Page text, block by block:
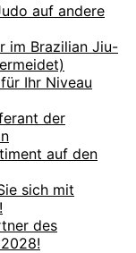
auf andere
im Brazilian Jiu-
Ihr Niveau
der
auf den
sich mit
des